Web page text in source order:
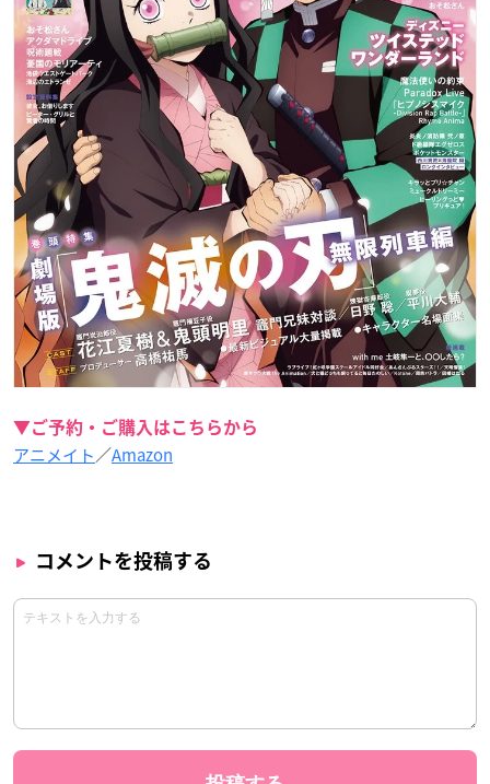
▼ご予約・ご購入はこちらから
アニメイト／Amazon
コメントを投稿する